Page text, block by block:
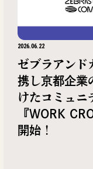
2026.06.22
ゼブラアンド
携し京都企業
けたコミュニ
『WORK
開始！